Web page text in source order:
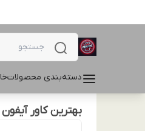
دسته‌بندی محصولات
بهترین کاور آیفون 16